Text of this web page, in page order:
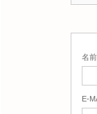
名前
E-